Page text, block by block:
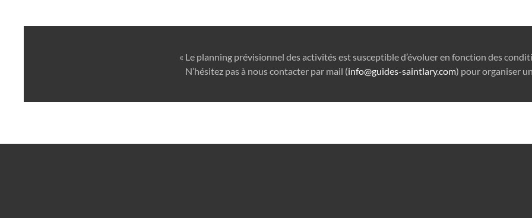
« Le planning prévisionnel des activités est susceptible d’évoluer en fonction des
N’hésitez pas à nous contacter par mail (info@guides-saintlary.com) pour organiser